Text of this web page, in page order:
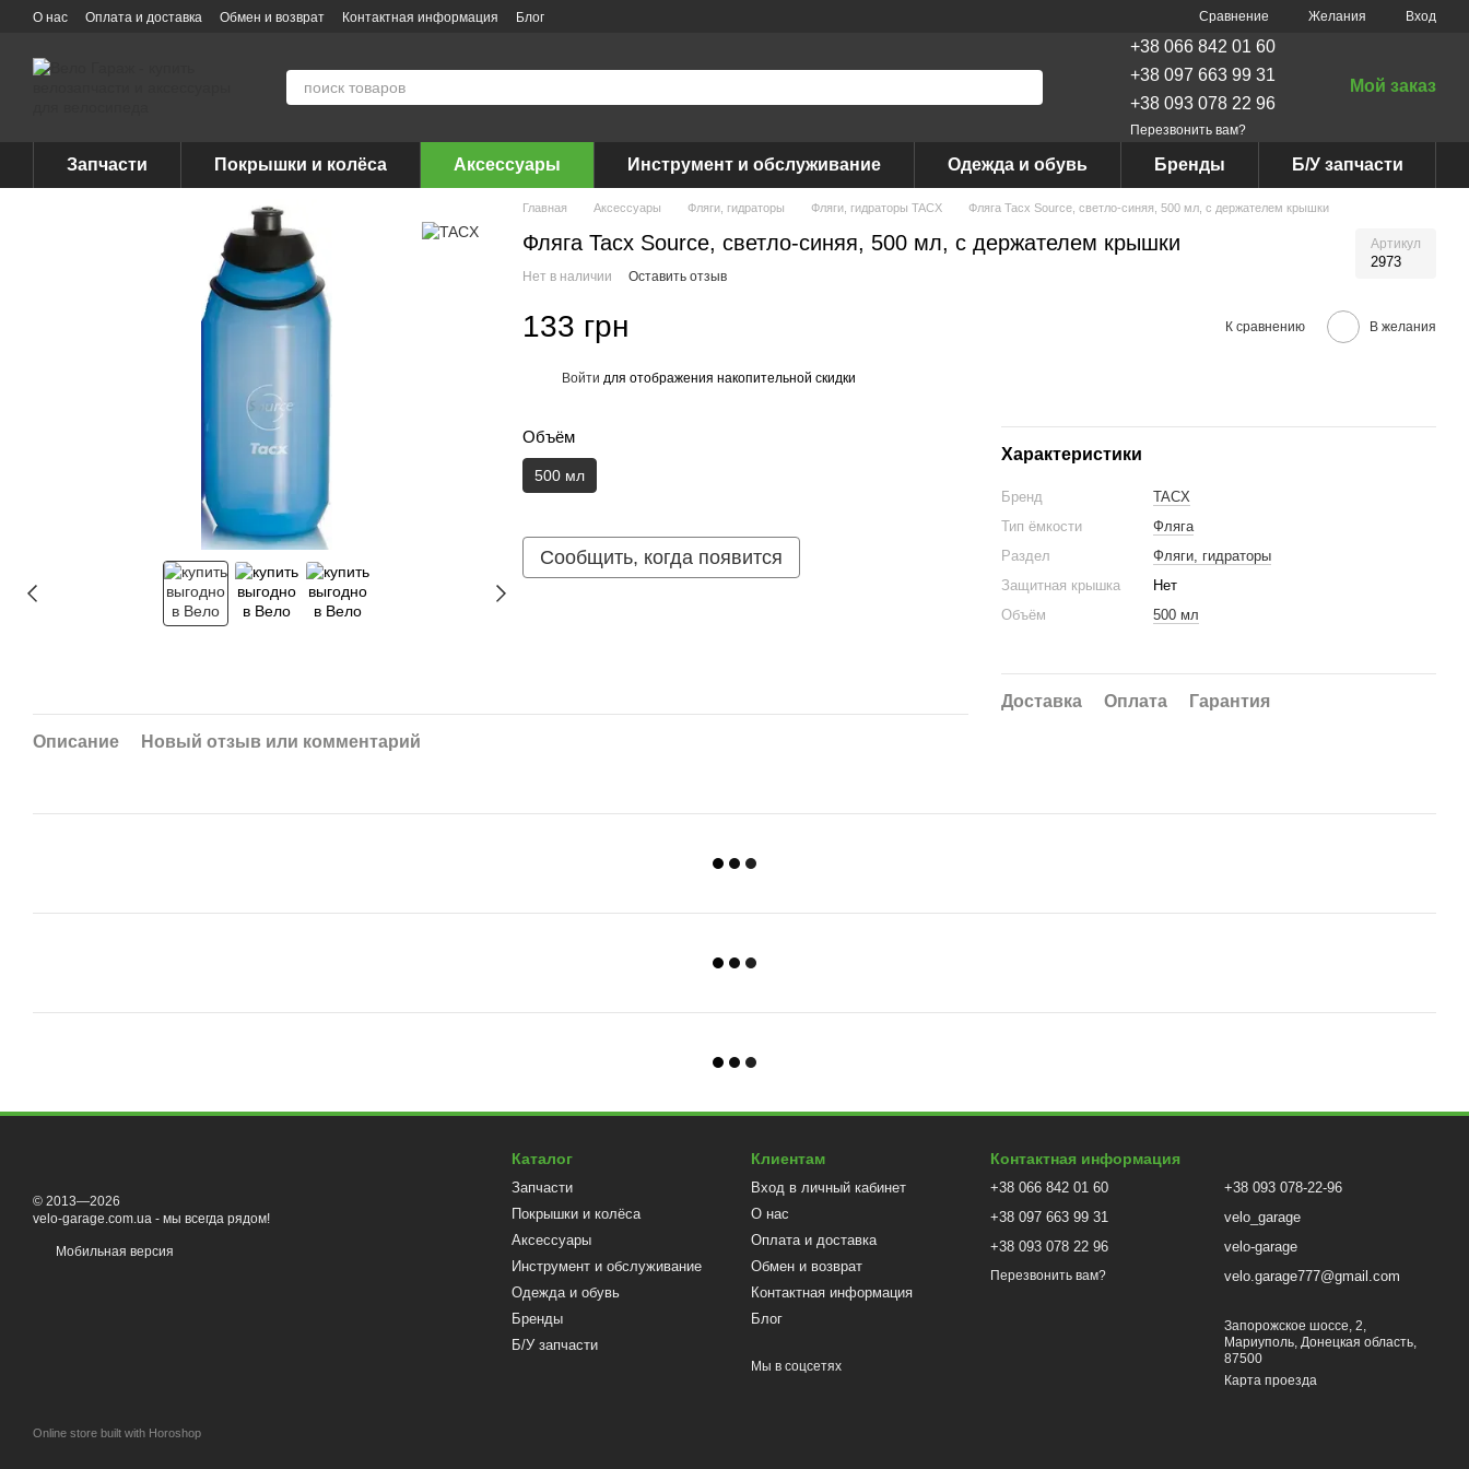
Перейти к основному контенту
О нас Оплата и доставка Обмен и возврат Контактная информация Блог Сравнение Желания Вход
+38 066 842 01 60
+38 097 663 99 31
+38 093 078 22 96
Перезвонить вам?
Мой заказ
Запчасти Покрышки и колёса Аксессуары Инструмент и обслуживание Одежда и обувь Бренды Б/У запчасти
Главная Аксессуары Фляги, гидраторы Фляги, гидраторы TACX Фляга Tacx Source, светло-синяя, 500 мл, с держателем крышки
Фляга Tacx Source, светло-синяя, 500 мл, с держателем крышки Артикул
2973
Нет в наличии Оставить отзыв
133 грн К сравнению В желания
Войти для отображения накопительной скидки
Объём
500 мл
Сообщить, когда появится
Характеристики
Бренд
TACX
Тип ёмкости
Фляга
Раздел
Фляги, гидраторы
Защитная крышка
Нет
Объём
500 мл
Доставка Оплата Гарантия
Описание Новый отзыв или комментарий
© 2013—2026
velo-garage.com.ua - мы всегда рядом!
Мобильная версия
Online store built with Horoshop
Каталог
Запчасти
Покрышки и колёса
Аксессуары
Инструмент и обслуживание
Одежда и обувь
Бренды
Б/У запчасти
Клиентам
Вход в личный кабинет
О нас
Оплата и доставка
Обмен и возврат
Контактная информация
Блог
Мы в соцсетях
Контактная информация
+38 066 842 01 60
+38 097 663 99 31
+38 093 078 22 96
Перезвонить вам?
+38 093 078-22-96
velo_garage
velo-garage
velo.garage777@gmail.com
Запорожское шоссе, 2,
Мариуполь, Донецкая область,
87500
Карта проезда